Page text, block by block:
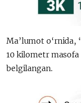
Ma’lumot
10 kilometr
belgilangan.